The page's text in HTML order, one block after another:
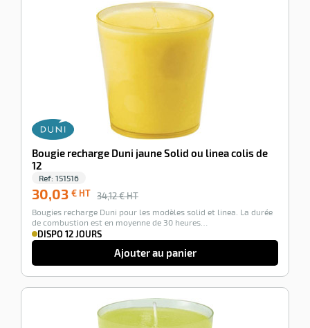
Bougie recharge Duni jaune Solid ou linea colis de
12
Ref: 151516
30,03 € HT 34,12 € HT
Bougies recharge Duni pour les modèles solid et linea. La durée
de combustion est en moyenne de 30 heures…
DISPO 12 JOURS
Ajouter au panier